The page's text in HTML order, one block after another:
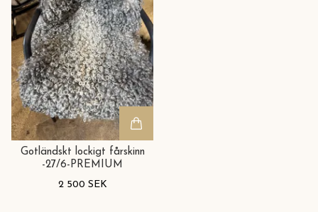
Gotländskt lockigt fårskinn
-27/6-PREMIUM
2 500 SEK